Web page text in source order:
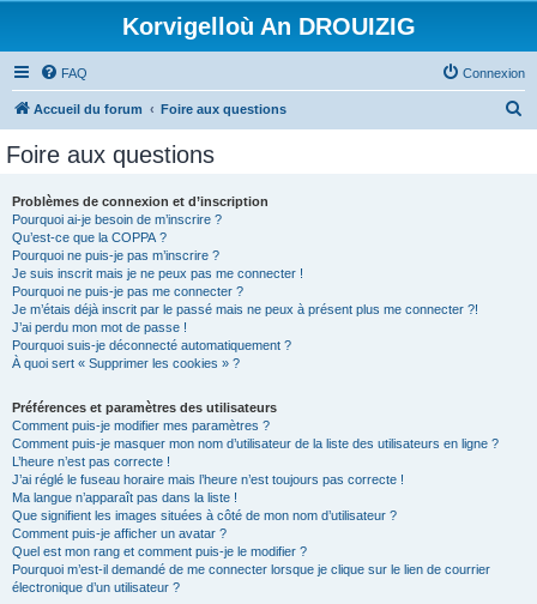
Korvigelloù An DROUIZIG
FAQ Connexion
Accueil du forum Foire aux questions
Foire aux questions
Problèmes de connexion et d’inscription
Pourquoi ai-je besoin de m’inscrire ?
Qu’est-ce que la COPPA ?
Pourquoi ne puis-je pas m’inscrire ?
Je suis inscrit mais je ne peux pas me connecter !
Pourquoi ne puis-je pas me connecter ?
Je m’étais déjà inscrit par le passé mais ne peux à présent plus me connecter ?!
J’ai perdu mon mot de passe !
Pourquoi suis-je déconnecté automatiquement ?
À quoi sert « Supprimer les cookies » ?
Préférences et paramètres des utilisateurs
Comment puis-je modifier mes paramètres ?
Comment puis-je masquer mon nom d’utilisateur de la liste des utilisateurs en ligne ?
L’heure n’est pas correcte !
J’ai réglé le fuseau horaire mais l’heure n’est toujours pas correcte !
Ma langue n’apparaît pas dans la liste !
Que signifient les images situées à côté de mon nom d’utilisateur ?
Comment puis-je afficher un avatar ?
Quel est mon rang et comment puis-je le modifier ?
Pourquoi m’est-il demandé de me connecter lorsque je clique sur le lien de courrier
électronique d’un utilisateur ?